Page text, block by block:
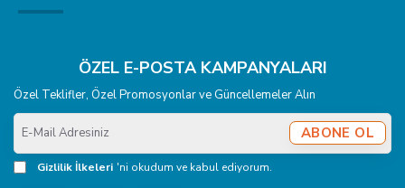
ÖZEL E-POSTA KAMPANYALARI
Özel Teklifler, Özel Promosyonlar ve Güncellemeler Alın
E-
Mail
Adresiniz
ABONE OL
Gizlilik İlkeleri 'ni okudum ve kabul ediyorum.